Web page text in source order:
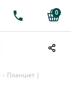
0
- Планшет |